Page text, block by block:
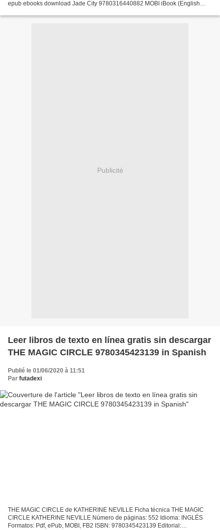
epub ebooks download Jade City 9780316440882 MOBI iBook (English
Publicité
Leer libros de texto en línea gratis sin descargar
THE MAGIC CIRCLE 9780345423139 in Spanish
Publié le 01/06/2020 à 11:51
Par futadexi
THE MAGIC CIRCLE de KATHERINE NEVILLE Ficha técnica THE MAGIC
CIRCLE KATHERINE NEVILLE Número de páginas: 552 Idioma: INGLÉS
Formatos: Pdf, ePub, MOBI, FB2 ISBN: 9780345423139 Editorial: